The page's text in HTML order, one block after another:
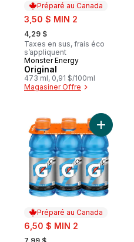
Préparé au Canada
sale:
3,50 $ MIN 2
, formerly:
4,29 $
Taxes en sus, frais éco
s’appliquent
Préparé au Canada
Monster Energy
Original
473 ml, 0,91 $/100ml
Magasiner Offre
Préparé au Canada
sale:
6,50 $ MIN 2
, formerly:
Ajouter